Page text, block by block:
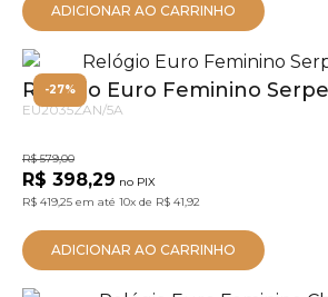
ADICIONAR AO CARRINHO
-27%
Relógio Euro Feminino
EU2035ZAN/5A
R$ 579,00
R$ 398,29 no PIX
R$ 419,25 em até 10x de R$ 41,92
ADICIONAR AO CARRINHO